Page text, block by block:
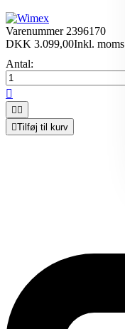
Varenummer 2396170
DKK 3.099,00Inkl. moms
Antal:

 
Tilføj til kurv